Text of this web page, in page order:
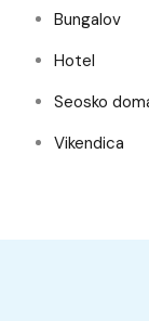
Bungalov
Hotel
Seosko
Vikendica